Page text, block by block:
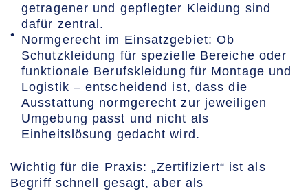
getragener und gepflegter Kleidung sind
dafür zentral.
Normgerecht im Einsatzgebiet: Ob
Schutzkleidung für spezielle Bereiche oder
funktionale Berufskleidung für Montage und
Logistik – entscheidend ist, dass die
Ausstattung normgerecht zur jeweiligen
Umgebung passt und nicht als
Einheitslösung gedacht wird.
Wichtig für die Praxis: „Zertifiziert“ ist als
Begriff schnell gesagt, aber als